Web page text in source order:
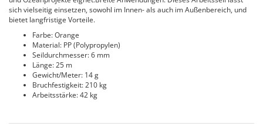
sich vielseitig einsetzen, sowohl im Innen- als auch im Außenbereich, und
bietet langfristige Vorteile.
Farbe: Orange
Material: PP (Polypropylen)
Seildurchmesser: 6 mm
Länge: 25 m
Gewicht/Meter: 14 g
Bruchfestigkeit: 210 kg
Arbeitsstärke: 42 kg